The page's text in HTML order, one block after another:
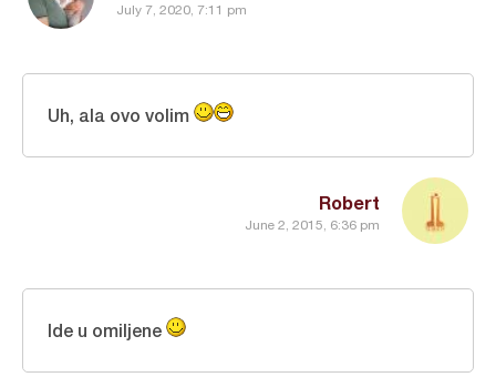
July 7, 2020, 7:11 pm
Robert
June 2, 2015, 6:36 pm
Uh, ala ovo volim
Ide u omiljene